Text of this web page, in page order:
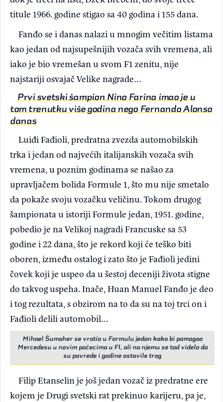
titule 1966. godine stigao sa 40 godina i 155 dana.
Fanđo se i danas nalazi u mnogim večitim listama
kao jedan od najsupešnijih vozača svih vremena, ali
iako je bio vremešan u svom F1 zenitu, nije
najstariji osvajač Velike nagrade...
Prvi svetski šampion Nino Farina imao je u
tom trenutku više godina nego Fernando Alonso
danas
Luiđi Fađioli, predratna zvezda automobilskih
trka i jedan od najvećih italijanskih vozača svih
vremena, u poznim godinama se našao za
upravljačem bolida Formule 1, što mu nije smetalo
da pokaže svoju vozačku veličinu. Tokom drugog
šampionata u istoriji Formule jedan, 1951. godine,
pobedio je na Velikoj nagradi Francuske sa 53
godine i 22 dana, što je rekord koji će teško biti
oboren, između ostalog i zato što je Fađioli jedini
čovek koji je uspeo da u šestoj deceniji života stigne
do takvog uspeha. Inače, Huan Manuel Fanđo je deo
i tog rezultata, s obzirom na to da su na toj trci on i
Fađioli delili automobil...
Mihael Šumaher se vratio u Formulu jedan kako bi pomogao
Mercedesu u novim počecima u F1, ali na njemu se tad videlo da
su povrede i godine ostavile trag
Filip Etanselin je još jedan vozač iz predratne ere
kojem je Drugi svetski rat prekinuo karijeru, pa je,